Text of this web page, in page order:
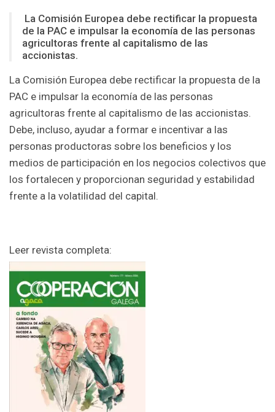
La Comisión Europea debe rectificar la propuesta
de la PAC e impulsar la economía de las personas
agricultoras frente al capitalismo de las
accionistas.
La Comisión Europea debe rectificar la propuesta de la
PAC e impulsar la economía de las personas
agricultoras frente al capitalismo de las accionistas.
Debe, incluso, ayudar a formar e incentivar a las
personas productoras sobre los beneficios y los
medios de participación en los negocios colectivos que
los fortalecen y proporcionan seguridad y estabilidad
frente a la volatilidad del capital.
Leer revista completa: